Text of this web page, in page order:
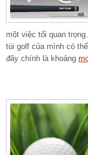
một việc tối quan
túi golf của mình có
đây chính là khoảng